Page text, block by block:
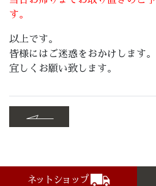
す。
以上です。
皆様にはご迷惑をおかけします。
宜しくお願い致します。
ネットショップ